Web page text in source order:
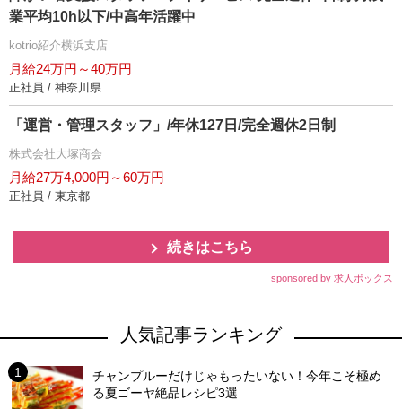
業平均10h以下/中高年活躍中
kotrio紹介横浜支店
月給24万円～40万円
正社員 / 神奈川県
「運営・管理スタッフ」/年休127日/完全週休2日制
株式会社大塚商会
月給27万4,000円～60万円
正社員 / 東京都
続きはこちら
sponsored by 求人ボックス
人気記事ランキング
チャンプルーだけじゃもったいない！今年こそ極め
る夏ゴーヤ絶品レシピ3選